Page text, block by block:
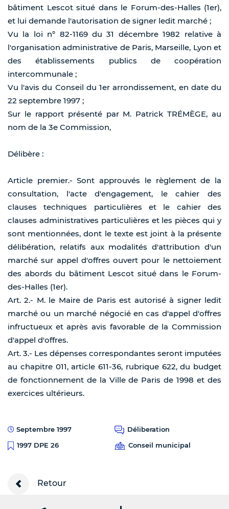
bâtiment Lescot situé dans le Forum-des-Halles (1er),
et lui demande l'autorisation de signer ledit marché ;
Vu la loi n° 82-1169 du 31 décembre 1982 relative à
l'organisation administrative de Paris, Marseille, Lyon et
des établissements publics de coopération
intercommunale ;
Vu l'avis du Conseil du 1er arrondissement, en date du
22 septembre 1997 ;
Sur le rapport présenté par M. Patrick TRÉMÈGE, au
nom de la 3e Commission,
Délibère :
Article premier.- Sont approuvés le règlement de la
consultation, l'acte d'engagement, le cahier des
clauses techniques particulières et le cahier des
clauses administratives particulières et les pièces qui y
sont mentionnées, dont le texte est joint à la présente
délibération, relatifs aux modalités d'attribution d'un
marché sur appel d'offres ouvert pour le nettoiement
des abords du bâtiment Lescot situé dans le Forum-
des-Halles (1er).
Art. 2.- M. le Maire de Paris est autorisé à signer ledit
marché ou un marché négocié en cas d'appel d'offres
infructueux et après avis favorable de la Commission
d'appel d'offres.
Art. 3.- Les dépenses correspondantes seront imputées
au chapitre 011, article 611-36, rubrique 622, du budget
de fonctionnement de la Ville de Paris de 1998 et des
exercices ultérieurs.
Septembre 1997
Déliberation
1997 DPE 26
Conseil municipal
Retour